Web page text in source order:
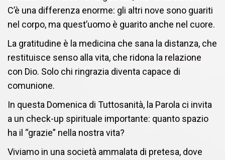
C’è una differenza enorme: gli altri nove sono guariti
nel corpo, ma quest’uomo è guarito anche nel cuore.
La gratitudine è la medicina che sana la distanza, che
restituisce senso alla vita, che ridona la relazione
con Dio. Solo chi ringrazia diventa capace di
comunione.
In questa Domenica di Tuttosanità, la Parola ci invita
a un check-up spirituale importante: quanto spazio
ha il “grazie” nella nostra vita?
Viviamo in una società ammalata di pretesa, dove